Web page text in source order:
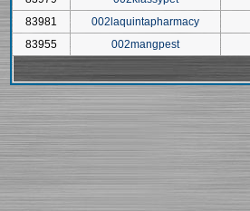
83981
002laquintapharmacy
83955
002mangpest